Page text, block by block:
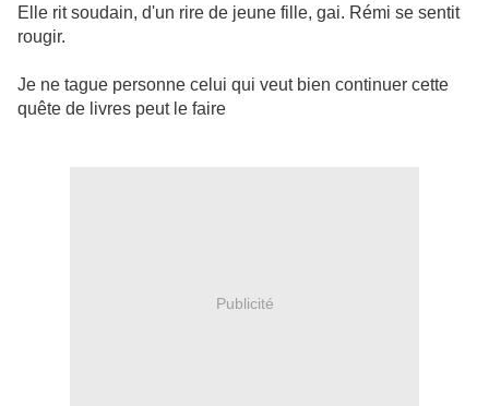
Elle rit soudain, d'un rire de jeune fille, gai. Rémi se sentit
rougir.
Je ne tague personne celui qui veut bien continuer cette
quête de livres peut le faire
Publicité